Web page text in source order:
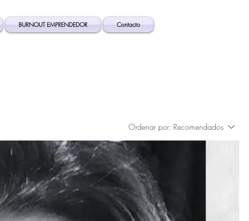
BURNOUT EMPRENDEDOR Contacto
Ordenar por: Recomendados